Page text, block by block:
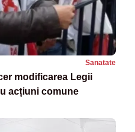
Sanatate
modificarea Legii
acțiuni comune